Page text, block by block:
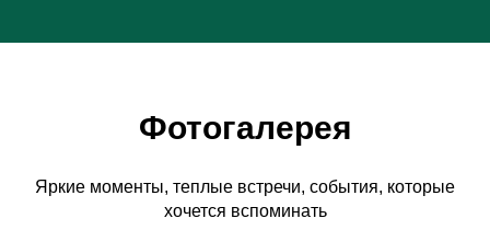
Фотогалерея
Яркие моменты, теплые встречи, события, которые
хочется вспоминать